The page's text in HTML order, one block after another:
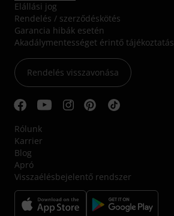
Elállási jog
Rendelés / szerződéskötés
Garancia hibák esetén
Akadálymentességet érintő tájékoztatás
Rendelés visszavonása
Rólunk
Karrier
Blog
Apró
Visszaélésbejelentő rendszer